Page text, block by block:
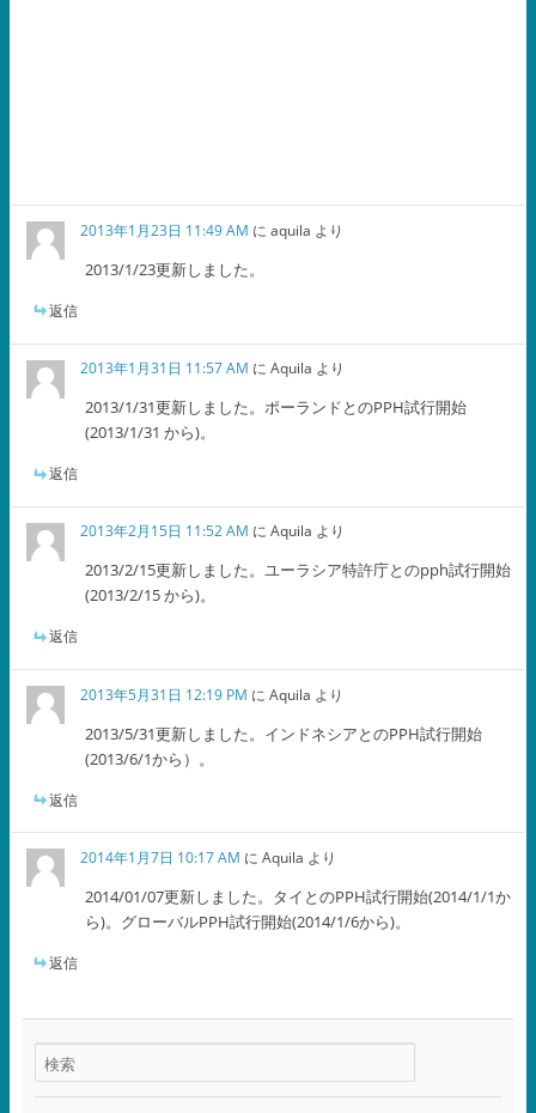
2013年1月23日 11:49 AM にaquila より
2013/1/23更新しました。
返信
2013年1月31日 11:57 AM にAquila より
2013/1/31更新しました。ポーランドとのPPH試行開始
(2013/1/31 から)。
返信
2013年2月15日 11:52 AM にAquila より
2013/2/15更新しました。ユーラシア特許庁とのpph試行開始
(2013/2/15 から)。
返信
2013年5月31日 12:19 PM にAquila より
2013/5/31更新しました。インドネシアとのPPH試行開始
(2013/6/1から）。
返信
2014年1月7日 10:17 AM にAquila より
2014/01/07更新しました。タイとのPPH試行開始(2014/1/1か
ら)。グローバルPPH試行開始(2014/1/6から)。
返信